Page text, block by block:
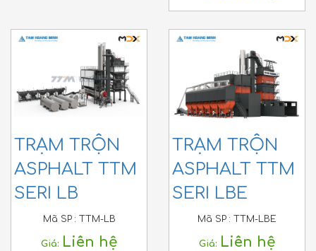
TRẠM TRỘN
ASPHALT TTM
SERI LB
Mã SP : TTM-LB
Giá: Liên hệ
TRẠM TRỘN
ASPHALT TTM
SERI LBE
Mã SP : TTM-LBE
Giá: Liên hệ